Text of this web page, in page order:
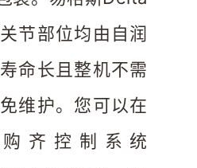
节部位均由自润
命长且整机不需
维护。您可以在
齐控制系统